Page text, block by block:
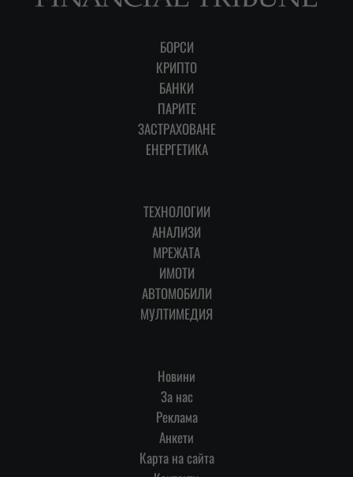
БОРСИ
КРИПТО
БАНКИ
ПАРИТЕ
ЗАСТРАХОВАНЕ
ЕНЕРГЕТИКА
ТЕХНОЛОГИИ
АНАЛИЗИ
МРЕЖАТА
ИМОТИ
АВТОМОБИЛИ
МУЛТИМЕДИЯ
Новини
За нас
Реклама
Анкети
Карта на сайта